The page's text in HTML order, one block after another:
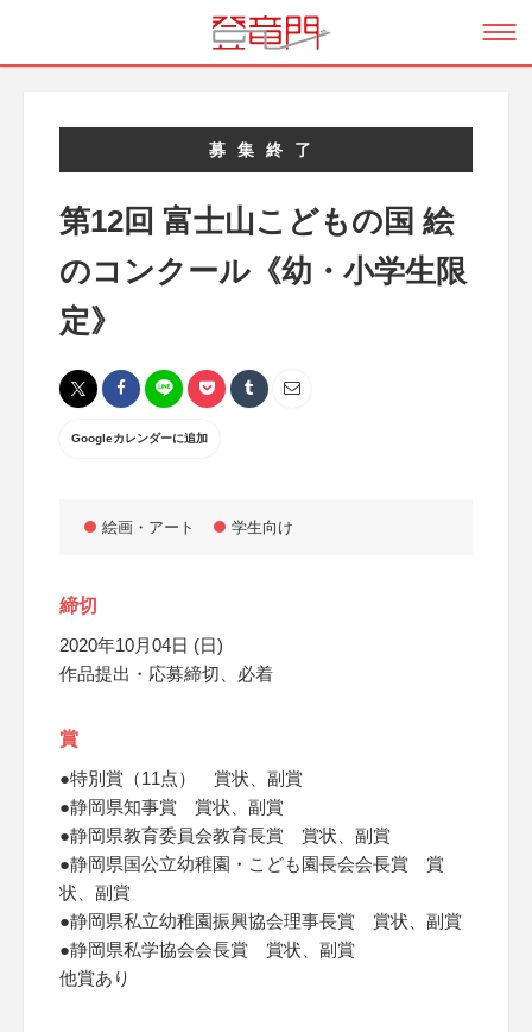
募集終了
第12回 富士山こどもの国 絵
のコンクール《幼・小学生限
定》
Googleカレンダーに追加
絵画・アート 学生向け
締切
2020年10月04日 (日)
作品提出・応募締切、必着
賞
●特別賞（11点） 賞状、副賞
●静岡県知事賞 賞状、副賞
●静岡県教育委員会教育長賞 賞状、副賞
●静岡県国公立幼稚園・こども園長会会長賞 賞
状、副賞
●静岡県私立幼稚園振興協会理事長賞 賞状、副賞
●静岡県私学協会会長賞 賞状、副賞
他賞あり